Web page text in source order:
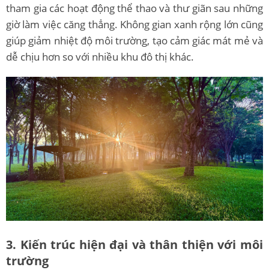
tham gia các hoạt động thể thao và thư giãn sau những
giờ làm việc căng thẳng. Không gian xanh rộng lớn cũng
giúp giảm nhiệt độ môi trường, tạo cảm giác mát mẻ và
dễ chịu hơn so với nhiều khu đô thị khác.
3. Kiến trúc hiện đại và thân thiện với môi
trường